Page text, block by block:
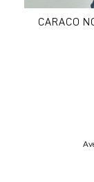
CARACO